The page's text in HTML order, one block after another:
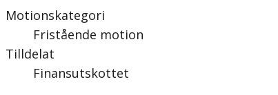
Motionskategori
Fristående motion
Tilldelat
Finansutskottet